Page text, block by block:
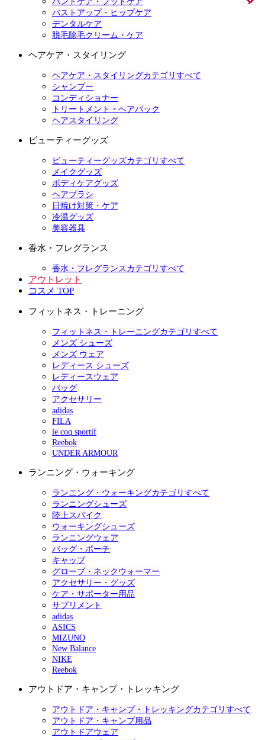
バストアップ・ヒップケア
デンタルケア
脱毛除毛クリーム・ケア
ヘアケア・スタイリング
ヘアケア・スタイリングカテゴリすべて
シャンプー
コンディショナー
トリートメント・ヘアパック
ヘアスタイリング
ビューティーグッズ
ビューティーグッズカテゴリすべて
メイクグッズ
ボディケアグッズ
ヘアブラシ
日焼け対策・ケア
冷温グッズ
美容器具
香水・フレグランス
香水・フレグランスカテゴリすべて
アウトレット
コスメ TOP
フィットネス・トレーニング
フィットネス・トレーニングカテゴリすべて
メンズ シューズ
メンズ ウェア
レディース シューズ
レディースウェア
バッグ
アクセサリー
adidas
FILA
le coq sportif
Reebok
UNDER ARMOUR
ランニング・ウォーキング
ランニング・ウォーキングカテゴリすべて
ランニングシューズ
陸上スパイク
ウォーキングシューズ
ランニングウェア
バッグ・ポーチ
キャップ
グローブ・ネックウォーマー
アクセサリー・グッズ
ケア・サポーター用品
サプリメント
adidas
ASICS
MIZUNO
New Balance
NIKE
Reebok
アウトドア・キャンプ・トレッキング
アウトドア・キャンプ・トレッキングカテゴリすべて
アウトドア・キャンプ用品
アウトドアウェア